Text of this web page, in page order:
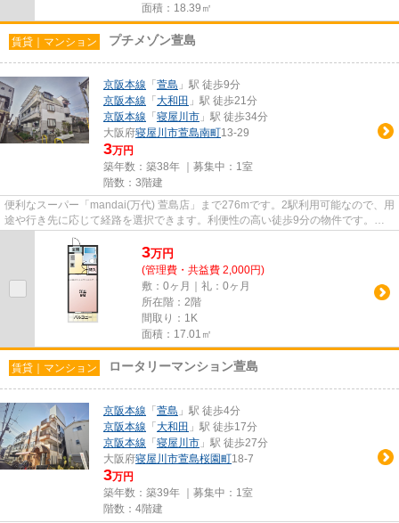
面積：18.39㎡
賃貸｜マンション プチメゾン萱島
京阪本線 「 萱島 」駅 徒歩9分
京阪本線 「 大和田 」駅 徒歩21分
京阪本線 「 寝屋川市 」駅 徒歩34分
大阪府寝屋川市萱島南町13-29
3万円
築年数：築38年 ｜募集中： 1室
階数：3階建
便利なスーパー「mandai(万代) 萱島店」まで276mです。2駅利用可能なので、用
途や行き先に応じて経路を選択できます。利便性の高い徒歩9分の物件です。こ
ちらの物件はマンションです。...
3万円
(管理費・共益費 2,000円)
敷：0ヶ月｜礼：0ヶ月
所在階：2階
間取り：1K
面積：17.01㎡
賃貸｜マンション ロータリーマンション萱島
京阪本線 「 萱島 」駅 徒歩4分
京阪本線 「 大和田 」駅 徒歩17分
京阪本線 「 寝屋川市 」駅 徒歩27分
大阪府寝屋川市萱島桜園町18-7
3万円
築年数：築39年 ｜募集中： 1室
階数：4階建